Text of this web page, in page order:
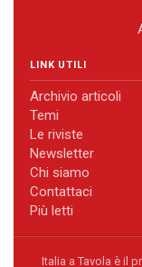
LINK UTILI
Archivio articoli
Temi
Le riviste
Newsletter
Chi siamo
Contattaci
Più letti
Italia a Tavola è il